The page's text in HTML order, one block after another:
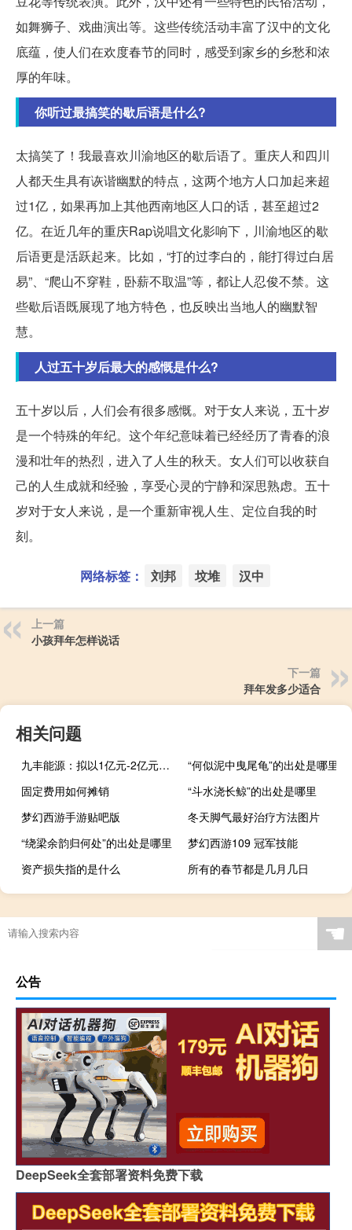
如舞狮子、戏曲演出等。这些传统活动丰富了汉中的文化
底蕴，使人们在欢度春节的同时，感受到家乡的乡愁和浓
厚的年味。
你听过最搞笑的歇后语是什么?
太搞笑了！我最喜欢川渝地区的歇后语了。重庆人和四川
人都天生具有诙谐幽默的特点，这两个地方人口加起来超
过1亿，如果再加上其他西南地区人口的话，甚至超过2
亿。在近几年的重庆Rap说唱文化影响下，川渝地区的歇
后语更是活跃起来。比如，“打的过李白的，能打得过白居
易”、“爬山不穿鞋，卧薪不取温”等，都让人忍俊不禁。这
些歇后语既展现了地方特色，也反映出当地人的幽默智
慧。
人过五十岁后最大的感慨是什么?
五十岁以后，人们会有很多感慨。对于女人来说，五十岁
是一个特殊的年纪。这个年纪意味着已经经历了青春的浪
漫和壮年的热烈，进入了人生的秋天。女人们可以收获自
己的人生成就和经验，享受心灵的宁静和深思熟虑。五十
岁对于女人来说，是一个重新审视人生、定位自我的时
刻。
网络标签： 刘邦 坟堆 汉中
上一篇
小孩拜年怎样说话
下一篇
拜年发多少适合
相关问题
九丰能源：拟以1亿元-2亿元回购公司股份回购价格不超35.64元/股
“何似泥中曳尾龟”的出处是哪里
固定费用如何摊销
“斗水浇长鲸”的出处是哪里
梦幻西游手游贴吧版
冬天脚气最好治疗方法图片
“绕梁余韵归何处”的出处是哪里
梦幻西游109 冠军技能
资产损失指的是什么
所有的春节都是几月几日
☚
公告
DeepSeek全套部署资料免费下载